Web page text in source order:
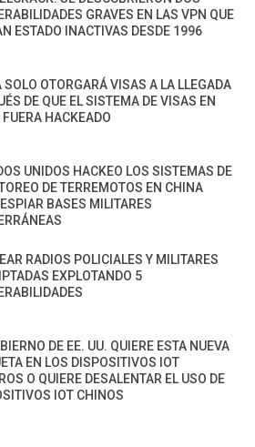
GRAVES EN LAS VPN QUE
ESTADO INACTIVAS DESDE 1996
SOLO OTORGARÁ VISAS A LA LLEGADA
DE QUE EL SISTEMA DE VISAS EN
FUERA HACKEADO
UNIDOS HACKEO LOS SISTEMAS DE
DE TERREMOTOS EN CHINA
BASES MILITARES
RADIOS POLICIALES Y MILITARES
EXPLOTANDO 5
DE EE. UU. QUIERE ESTA NUEVA
EN LOS DISPOSITIVOS IOT
O QUIERE DESALENTAR EL USO DE
IOT CHINOS